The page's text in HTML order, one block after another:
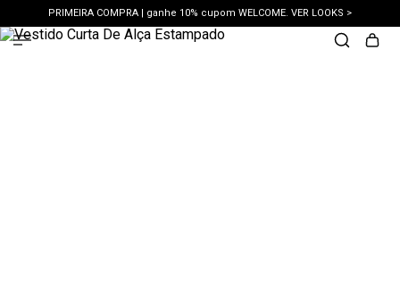
PRIMEIRA COMPRA | ganhe 10% cupom WELCOME. VER LOOKS >
PIX | 5% off no pix à vista. APROVEITAR >